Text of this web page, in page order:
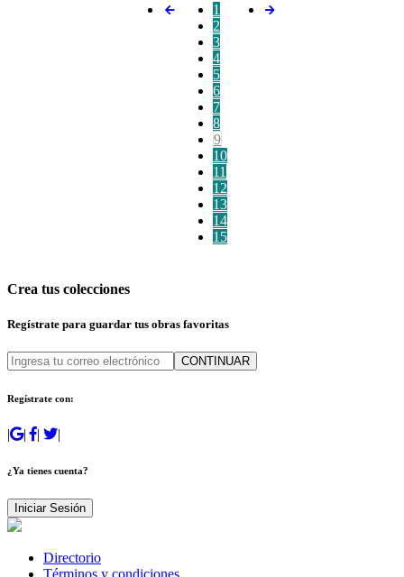
1
2
3
4
5
6
7
8
9
10
11
12
13
14
15
Crea tus colecciones
Regístrate para guardar tus obras favoritas
CONTINUAR
Regístrate con:
| | | |
¿Ya tienes cuenta?
Iniciar Sesión
Directorio
Términos y condiciones